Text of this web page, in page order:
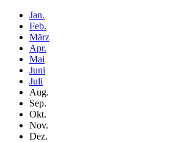
Jan.
Feb.
März
Apr.
Mai
Juni
Juli
Aug.
Sep.
Okt.
Nov.
Dez.